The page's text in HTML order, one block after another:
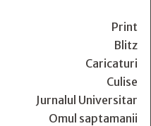
Print
Blitz
Caricaturi
Culise
Jurnalul Universitar
Omul saptamanii